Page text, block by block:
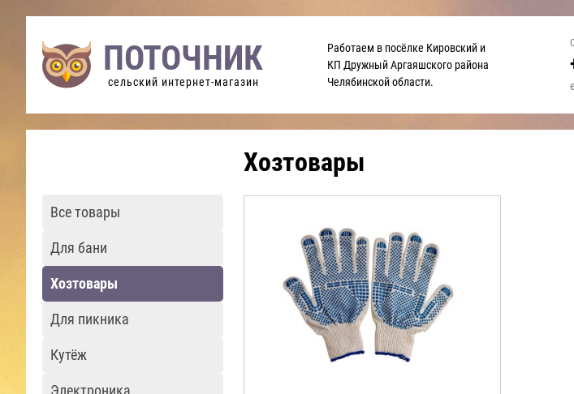
ПОТОЧНИК
сельский интернет-магазин
Работаем в посёлке Кировский и
КП ДружныйАргаяшского района
Челябинской области.
Все товары
Для бани
Хозтовары
Для пикника
Кутёж
Электроника
Хозтовары